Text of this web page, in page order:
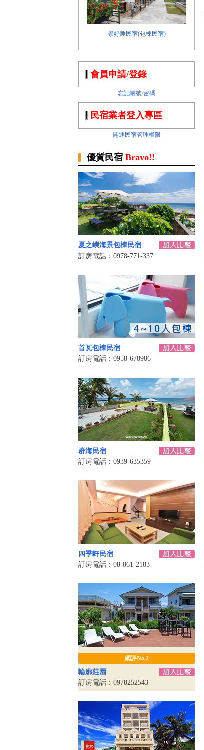
景好睡民宿(包棟民宿)
會員申請/登錄
忘記帳號/密碼
民宿業者登入專區
開通民宿管理權限
優質民宿 Bravo!!
夏之嶼海景包棟民宿
訂房電話：0978-771-337
首瓦包棟民宿
訂房電話：0958-678986
群海民宿
訂房電話：0939-635359
四季軒民宿
訂房電話：08-861-2183
網評No.2
輪廓莊園
訂房電話：0978252543